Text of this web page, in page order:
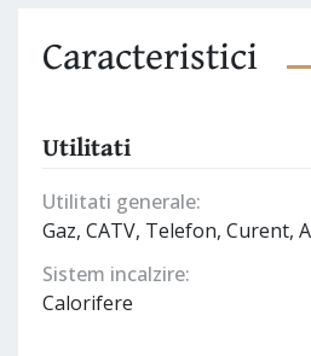
Caracteristici
Utilitati
Utilitati generale:
Gaz, CATV, Telefon, Curent,
Sistem incalzire:
Calorifere